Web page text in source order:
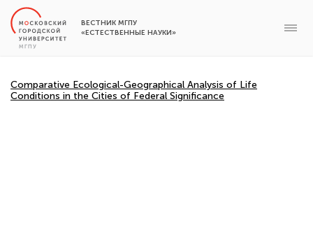
ВЕСТНИК МГПУ
«ЕСТЕСТВЕННЫЕ НАУКИ»
Comparative Ecological-Geographical Analysis of Life
Conditions in the Cities of Federal Significance